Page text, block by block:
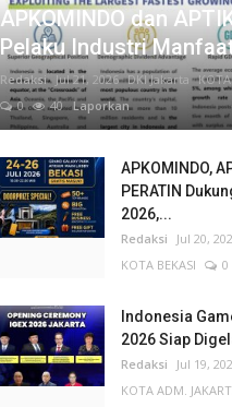
APKOMINDO dan
Pelaku Industri
Redaksi Jul 21, 2026 DKI Jakarta
0
40Laporkan
APKOMINDO,
PERATIN
2026,...
Redaksi Jul 20,
KOTA BEKASI
0
Indonesia
2026 Siap
Redaksi Jul 19,
KOTA ADM.